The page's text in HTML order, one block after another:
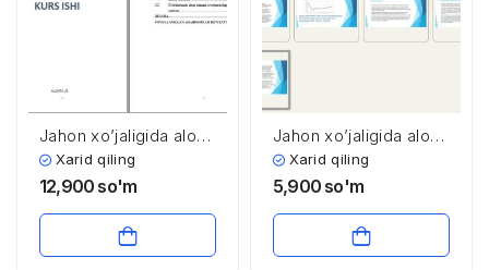
Jahon xo’jaligida aloqa
xizmatlarining roli
Xarid qiling
12,900 so'm
Jahon xo’jaligida aloqa
xizmatlarining ro’li
Xarid qiling
5,900 so'm